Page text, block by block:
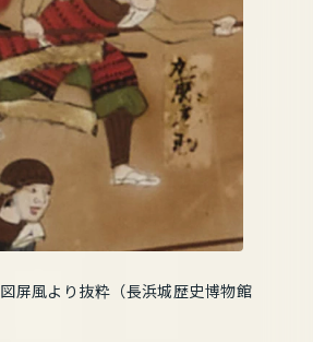
屏風より抜粋（長浜城歴史博物館